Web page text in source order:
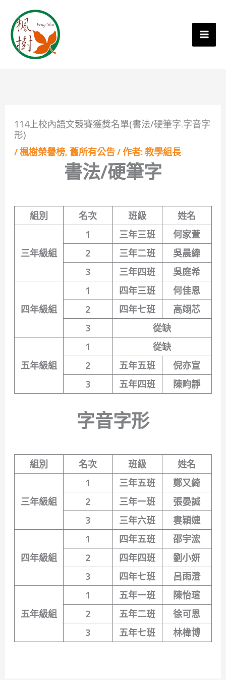
114上校內語文競賽獲獎名單(書法/硬筆字.字音字
形)
/楓樹榮譽榜, 舊所有公告/ 作者:教學組長
書法/硬筆字
組別 名次 班級 姓名
三年級組
1 三年三班
何家萱
2
三年二班
吳晨緯
3
三年四班 吳庭希
四年級組
1 四年三班
何佳恩
2
四年七班
高翊芯
3
從缺
五年級組
1
從缺
2
五年五班
倪亦宣
3
五年四班 陳畇靜
字音字形
組別 名次 班級 姓名
三年級組
1 三年五班
鄭又綺
2
三年一班
張晏誠
3
三年六班 婁穎婕
四年級組
1 四年五班
邵宇浤
2
四年四班
劉小妍
3
四年七班 呂雨澄
五年級組
1 五年一班
陳怡瑄
2
五年二班
徐可恩
3
五年七班 林椲博